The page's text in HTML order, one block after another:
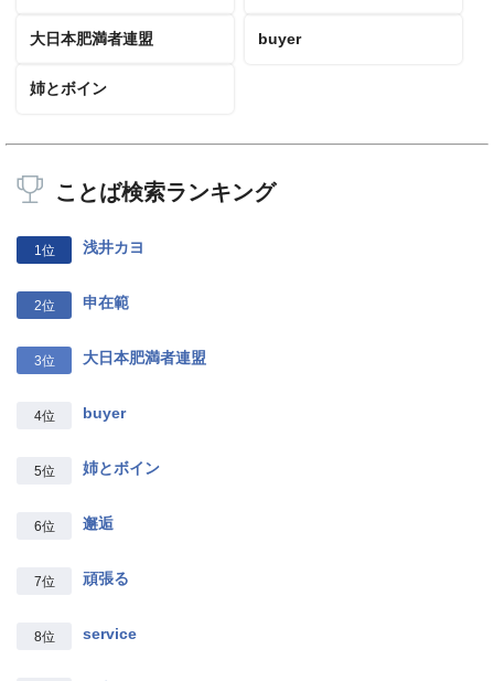
大日本肥満者連盟 buyer
姉とボイン
ことば検索ランキング
1位 浅井カヨ
2位 申在範
3位 大日本肥満者連盟
4位 buyer
5位 姉とボイン
6位 邂逅
7位 頑張る
8位 service